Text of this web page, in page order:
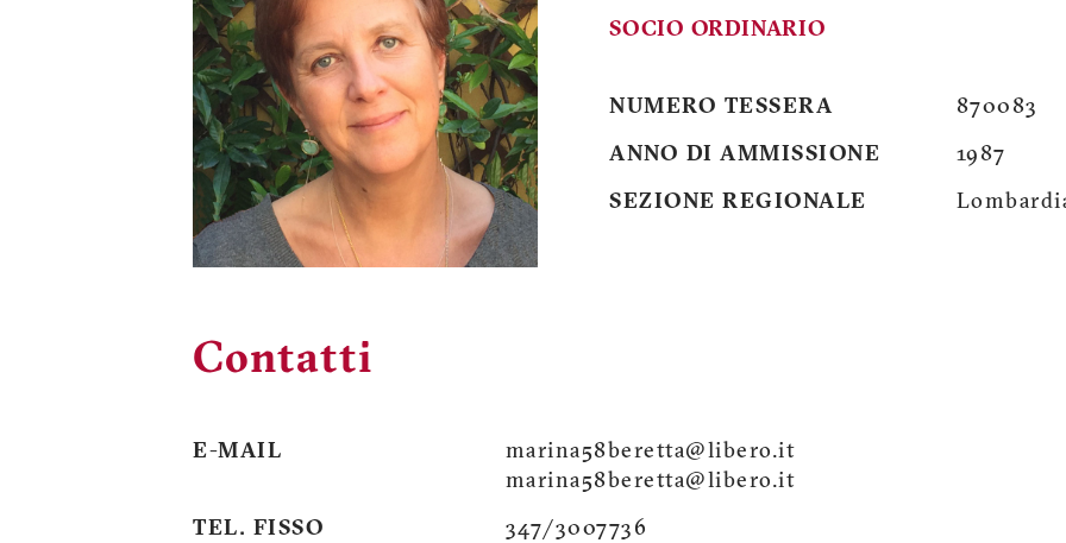
SOCIO ORDINARIO
NUMERO TESSERA 870083
ANNO DI AMMISSIONE 1987
SEZIONE REGIONALE
Contatti
E-MAIL
marina58beretta@libero.it
marina58beretta@libero.it
TEL. FISSO 347/3007736